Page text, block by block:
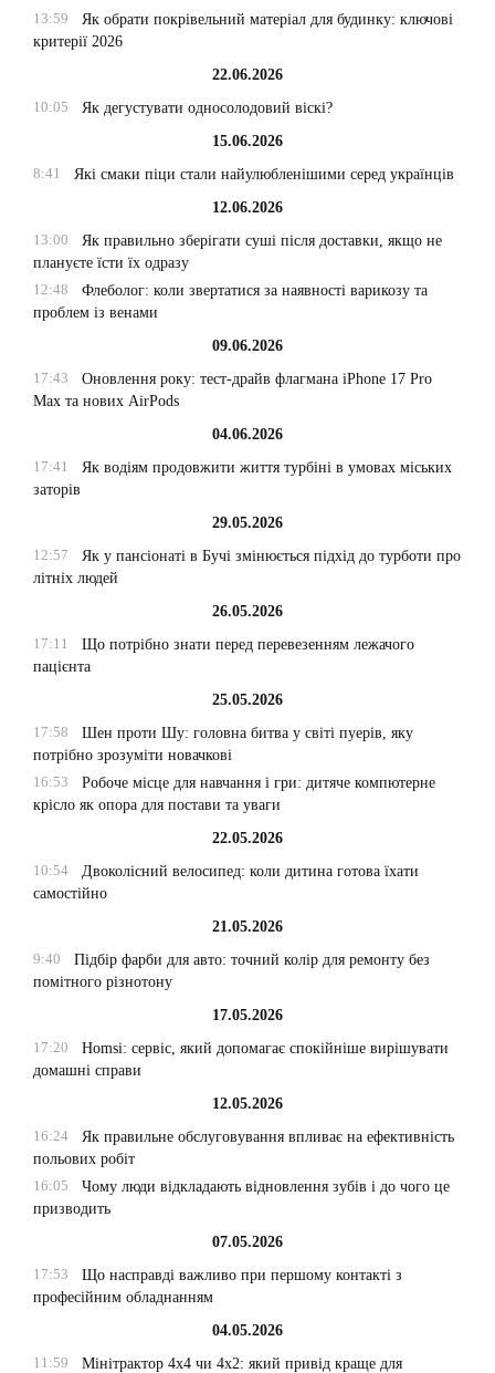
13:59
Як обрати покрівельний матеріал для будинку: ключові
критерії 2026
22.06.2026
10:05
Як дегустувати односолодовий віскі?
15.06.2026
8:41
Які смаки піци стали найулюбленішими серед українців
12.06.2026
13:00
Як правильно зберігати суші після доставки, якщо не
плануєте їсти їх одразу
12:48
Флеболог: коли звертатися за наявності варикозу та
проблем із венами
09.06.2026
17:43
Оновлення року: тест-драйв флагмана iPhone 17 Pro
Max та нових AirPods
04.06.2026
17:41
Як водіям продовжити життя турбіні в умовах міських
заторів
29.05.2026
12:57
Як у пансіонаті в Бучі змінюється підхід до турботи про
літніх людей
26.05.2026
17:11
Що потрібно знати перед перевезенням лежачого
пацієнта
25.05.2026
17:58
Шен проти Шу: головна битва у світі пуерів, яку
потрібно зрозуміти новачкові
16:53
Робоче місце для навчання і гри: дитяче компютерне
крісло як опора для постави та уваги
22.05.2026
10:54
Двоколісний велосипед: коли дитина готова їхати
самостійно
21.05.2026
9:40
Підбір фарби для авто: точний колір для ремонту без
помітного різнотону
17.05.2026
17:20
Homsi: сервіс, який допомагає спокійніше вирішувати
домашні справи
12.05.2026
16:24
Як правильне обслуговування впливає на ефективність
польових робіт
16:05
Чому люди відкладають відновлення зубів і до чого це
призводить
07.05.2026
17:53
Що насправді важливо при першому контакті з
професійним обладнанням
04.05.2026
11:59
Мінітрактор 4х4 чи 4х2: який привід краще для